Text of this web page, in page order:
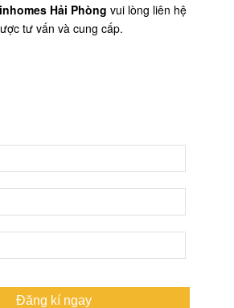
Hải Phòng vui lòng liên hệ
tư vấn và cung cấp.
Đăng kí ngay